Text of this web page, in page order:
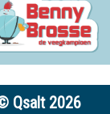
Qsalt 2026